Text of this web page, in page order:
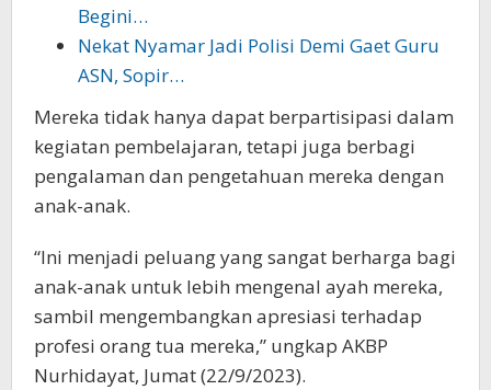
Begini…
Nekat Nyamar Jadi Polisi Demi Gaet Guru
ASN, Sopir…
Mereka tidak hanya dapat berpartisipasi dalam
kegiatan pembelajaran, tetapi juga berbagi
pengalaman dan pengetahuan mereka dengan
anak-anak.
“Ini menjadi peluang yang sangat berharga bagi
anak-anak untuk lebih mengenal ayah mereka,
sambil mengembangkan apresiasi terhadap
profesi orang tua mereka,” ungkap AKBP
Nurhidayat, Jumat (22/9/2023).